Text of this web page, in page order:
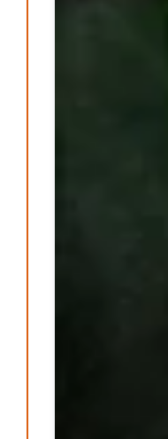
Warum ein Job heute
Ein Jahr voller